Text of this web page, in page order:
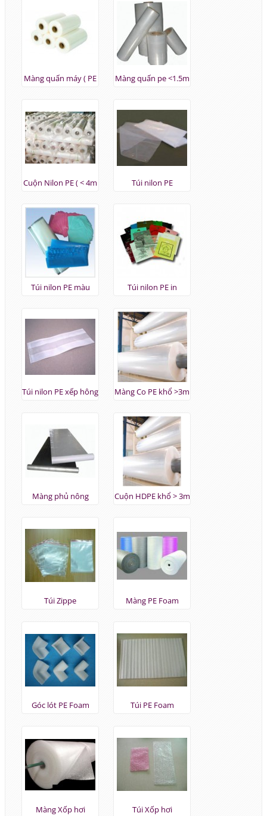
Màng quấn máy ( PE
Màng quấn pe <1.5m
Cuộn Nilon PE ( < 4m
Túi nilon PE
Túi nilon PE màu Túi nilon PE in
Túi nilon PE xếp hông Màng Co PE khổ >3m
Màng phủ nông
Cuộn HDPE khổ > 3m
Túi Zippe Màng PE Foam
Góc lót PE Foam Túi PE Foam
Màng Xốp hơi Túi Xốp hơi